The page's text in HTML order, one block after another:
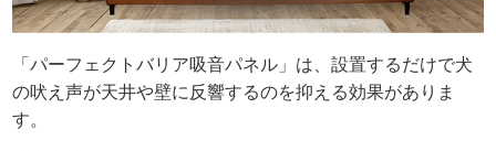
「パーフェクトバリア吸音パネル」は、設置するだけで犬
の吠え声が天井や壁に反響するのを抑える効果がありま
す。